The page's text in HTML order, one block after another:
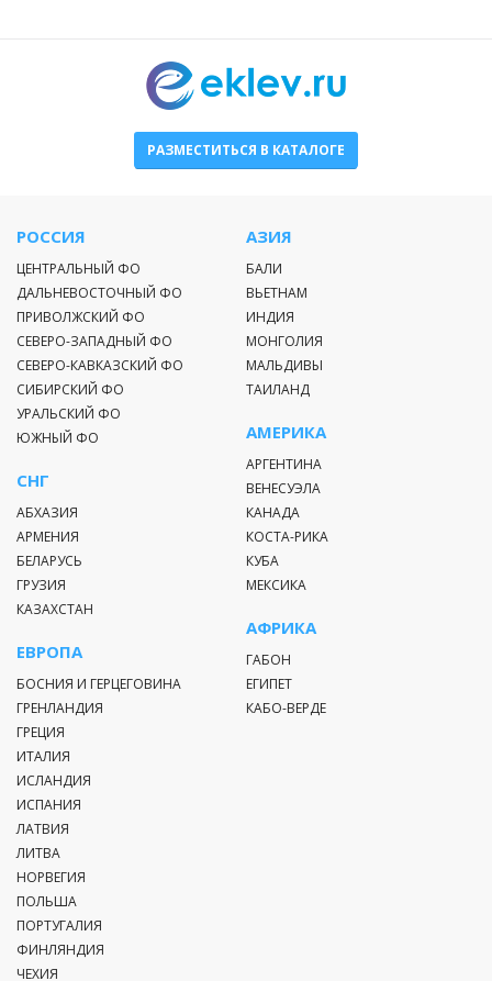
РАЗМЕСТИТЬСЯ В КАТАЛОГЕ
РОССИЯ
ЦЕНТРАЛЬНЫЙ ФО
ДАЛЬНЕВОСТОЧНЫЙ ФО
ПРИВОЛЖСКИЙ ФО
СЕВЕРО-ЗАПАДНЫЙ ФО
СЕВЕРО-КАВКАЗСКИЙ ФО
СИБИРСКИЙ ФО
УРАЛЬСКИЙ ФО
ЮЖНЫЙ ФО
СНГ
АБХАЗИЯ
АРМЕНИЯ
БЕЛАРУСЬ
ГРУЗИЯ
КАЗАХСТАН
ЕВРОПА
БОСНИЯ И ГЕРЦЕГОВИНА
ГРЕНЛАНДИЯ
ГРЕЦИЯ
ИТАЛИЯ
ИСЛАНДИЯ
ИСПАНИЯ
ЛАТВИЯ
ЛИТВА
НОРВЕГИЯ
ПОЛЬША
ПОРТУГАЛИЯ
ФИНЛЯНДИЯ
ЧЕХИЯ
АЗИЯ
БАЛИ
ВЬЕТНАМ
ИНДИЯ
МОНГОЛИЯ
МАЛЬДИВЫ
ТАИЛАНД
АМЕРИКА
АРГЕНТИНА
ВЕНЕСУЭЛА
КАНАДА
КОСТА-РИКА
КУБА
МЕКСИКА
АФРИКА
ГАБОН
ЕГИПЕТ
КАБО-ВЕРДЕ